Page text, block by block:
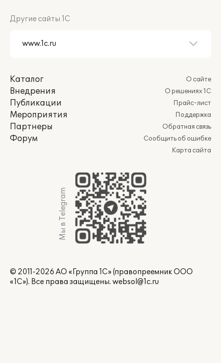
Другие сайты 1С
Каталог
Внедрения
Публикации
Мероприятия
Партнеры
Форум
О сайте
О решениях 1С
Прайс-лист
Поддержка
Обратная связь
Сообщить об ошибке
Карта сайта
Мы в Telegram
© 2011-2026 АО «Группа 1С» (правопреемник ООО
«1С»). Все права защищены. websol@1c.ru